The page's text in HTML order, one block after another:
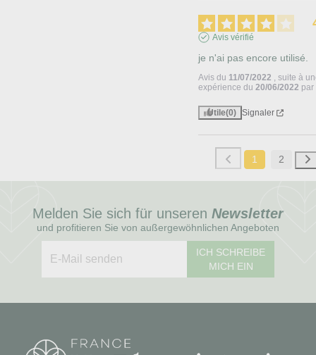
Avis vérifié
je n'ai pas encore utilisé.
Avis du 11/07/2022 , suite à
expérience du20/06/2022 par
Utile(0) Signaler
1 2
Melden Sie sich für unseren Newsletter
und profitieren Sie von außergewöhnlichen Angeboten
ICH SCHREIBE
MICH EIN